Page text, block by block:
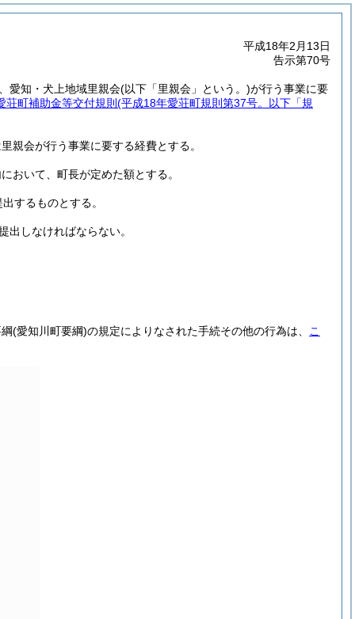
平成18年2月13日
告示第70号
愛知・犬上地域里親会(以下「里親会」という。)が行う事業に要
荘町補助金等交付規則 (平成18年愛荘町規則第37号。以下「規
親会が行う事業に要する経費とする。
おいて、町長が定めた額とする。
するものとする。
出しなければならない。
(愛知川町要綱)の規定によりなされた手続その他の行為は、 こ